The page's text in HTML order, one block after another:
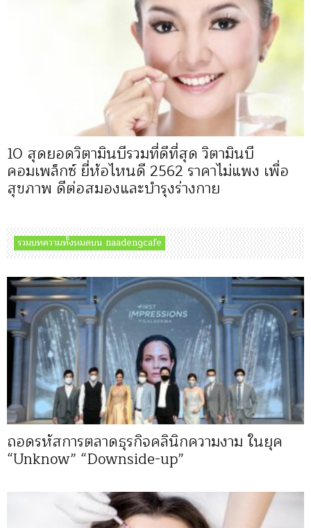
10 สุดยอดวิตามินบีรวมที่ดีที่สุด วิตามินบี
คอมเพล็กซ์ ยี่ห้อไหนดี 2562 ราคาไม่แพง เพื่อ
สุขภาพ ดีต่อสมองและบำรุงร่างกาย
รวมบทความทั้งหมดบน naadengcafe
ถอดรหัสการตลาดธุรกิจคลินิกความงาม ในยุค
“Unknow” “Downside-up”